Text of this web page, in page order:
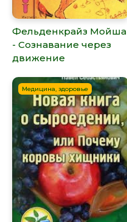
Фельденкрайз Мойша
- Сознавание через
движение
Медицина, здоровье